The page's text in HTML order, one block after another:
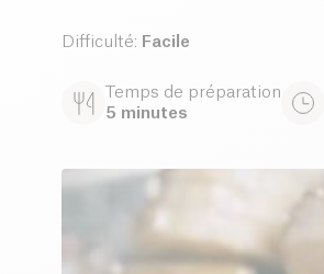
Difficulté: Facile
Temps de préparation
5 minutes